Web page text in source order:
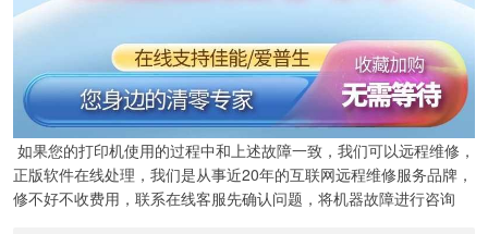
如果您的打印机使用的过程中和上述故障一致，我们可以远程维修，
正版软件在线处理，我们是从事近20年的互联网远程维修服务品牌，
修不好不收费用，联系在线客服先确认问题，将机器故障进行咨询